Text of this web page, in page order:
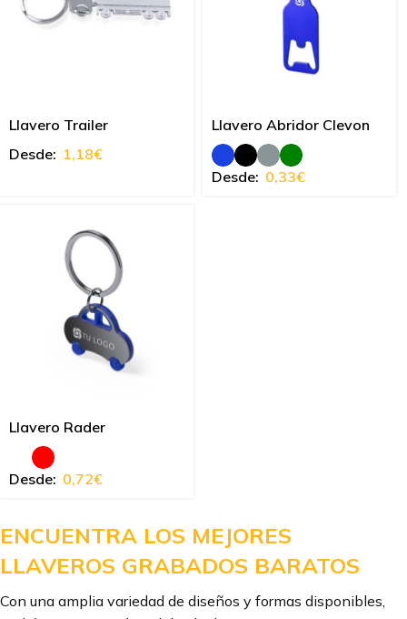
Llavero Trailer
Desde: 1,18€
Llavero Abridor Clevon
Desde: 0,33€
Llavero Rader
Desde: 0,72€
ENCUENTRA LOS MEJORES
LLAVEROS GRABADOS BARATOS
Con una amplia variedad de diseños y formas disponibles,